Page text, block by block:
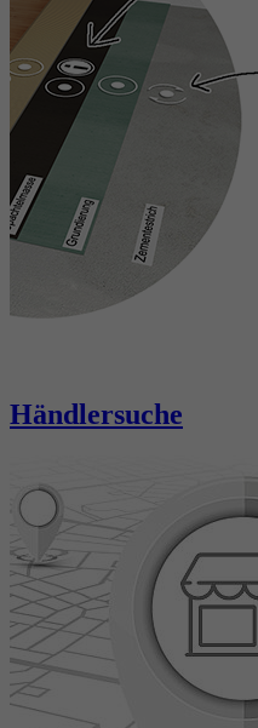
Händlersuche